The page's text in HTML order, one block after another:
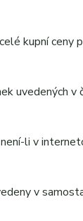
kupní ceny
uvedených v
li v
v